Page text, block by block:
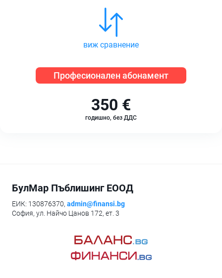
виж сравнение
Професионален абонамент
350 €
годишно, без ДДС
БулМар Пъблишинг ЕООД
ЕИК: 130876370, admin@finansi.bg
София, ул. Найчо Цанов 172, ет. 3